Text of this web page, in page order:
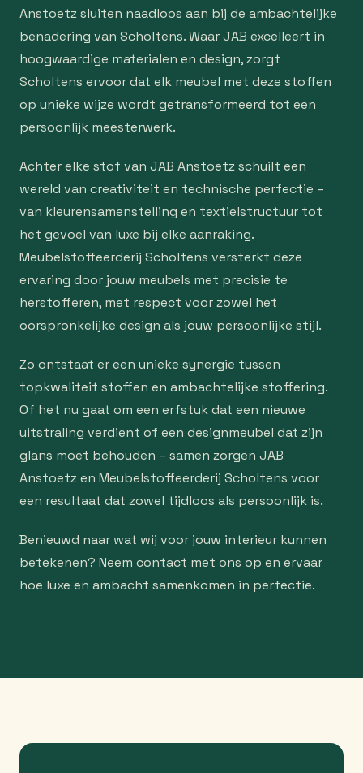
Anstoetz sluiten naadloos aan bij de ambachtelijke
benadering van Scholtens. Waar JAB excelleert in
hoogwaardige materialen en design, zorgt
Scholtens ervoor dat elk meubel met deze stoffen
op unieke wijze wordt getransformeerd tot een
persoonlijk meesterwerk.
Achter elke stof van JAB Anstoetz schuilt een
wereld van creativiteit en technische perfectie –
van kleurensamenstelling en textielstructuur tot
het gevoel van luxe bij elke aanraking.
Meubelstoffeerderij Scholtens versterkt deze
ervaring door jouw meubels met precisie te
herstofferen, met respect voor zowel het
oorspronkelijke design als jouw persoonlijke stijl.
Zo ontstaat er een unieke synergie tussen
topkwaliteit stoffen en ambachtelijke stoffering.
Of het nu gaat om een erfstuk dat een nieuwe
uitstraling verdient of een designmeubel dat zijn
glans moet behouden – samen zorgen JAB
Anstoetz en Meubelstoffeerderij Scholtens voor
een resultaat dat zowel tijdloos als persoonlijk is.
Benieuwd naar wat wij voor jouw interieur kunnen
betekenen? Neem contact met ons op en ervaar
hoe luxe en ambacht samenkomen in perfectie.